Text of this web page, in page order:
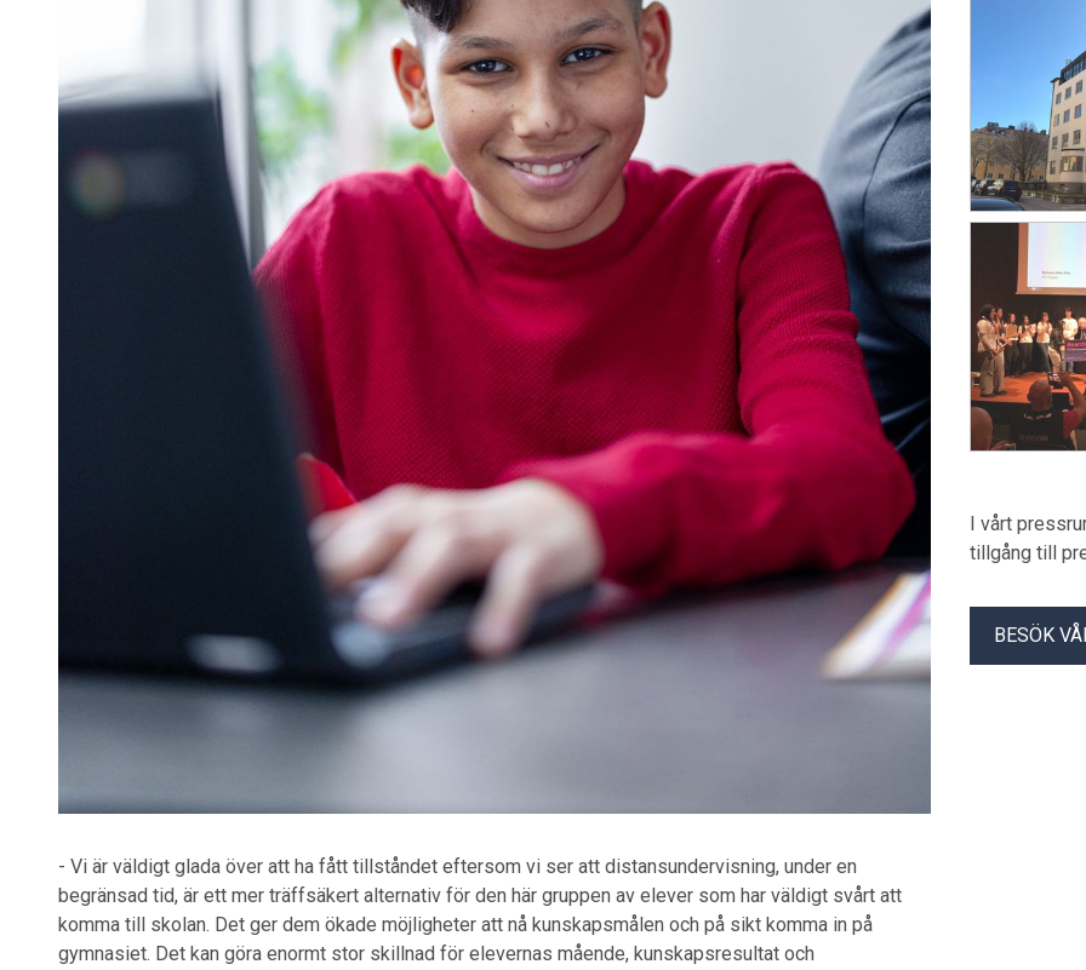
- Vi är väldigt glada över att ha fått tillståndet eftersom vi ser att distansundervisning, under en
begränsad tid, är ett mer träffsäkert alternativ för den här gruppen av elever som har väldigt svårt att
komma till skolan. Det ger dem ökade möjligheter att nå kunskapsmålen och på sikt komma in på
gymnasiet. Det kan göra enormt stor skillnad för elevernas mående, kunskapsresultat och
I vårt
tillgång till
BESÖK